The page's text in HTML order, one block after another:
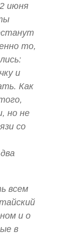
июня
то,
и
Как
но не
со
всем
и о
в